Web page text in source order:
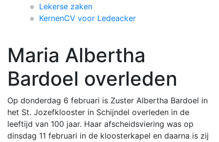
Lekerse zaken
KernenCV voor Ledeacker
Maria Albertha
Bardoel overleden
Op donderdag 6 februari is Zuster Albertha Bardoel in
het St. Jozefklooster in Schijndel overleden in de
leeftijd van 100 jaar. Haar afscheidsviering was op
dinsdag 11 februari in de kloosterkapel en daarna is zij